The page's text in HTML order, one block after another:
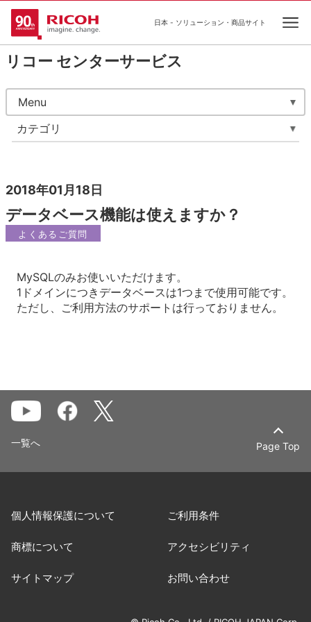
日本 - ソリューション・商品サイト
リコー センターサービス
Menu
カテゴリ
2018年01月18日
データベース機能は使えますか？
よくあるご質問
MySQLのみお使いいただけます。
1ドメインにつきデータベースは1つまで使用可能です。
ただし、ご利用方法のサポートは行っておりません。
Page Top
一覧へ
個人情報保護について ご利用条件
商標について アクセシビリティ
サイトマップ お問い合わせ